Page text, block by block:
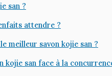
san ?
attendre ?
meilleur savon kojie san ?
kojie san face à la